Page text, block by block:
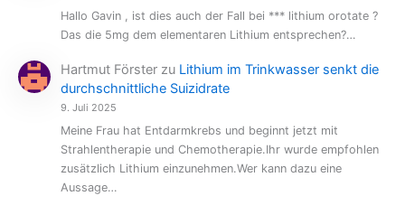
Hallo Gavin , ist dies auch der Fall bei *** lithium orotate ?
Das die 5mg dem elementaren Lithium entsprechen?…
Hartmut Förster zu Lithium im Trinkwasser senkt die
durchschnittliche Suizidrate
9. Juli 2025
Meine Frau hat Entdarmkrebs und beginnt jetzt mit
Strahlentherapie und Chemotherapie.Ihr wurde empfohlen
zusätzlich Lithium einzunehmen.Wer kann dazu eine
Aussage…